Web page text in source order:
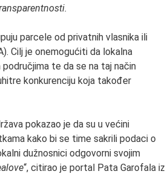
parcele od privatnih vlasnika ili
Cilj je onemogućiti da lokalna
te da se na taj način
konkurenciju koja također
pokazao je da su u većini
kako bi se time sakrili podaci o
dužnosnici odgovorni svojim
“, citirao je portal Pata Garofala iz